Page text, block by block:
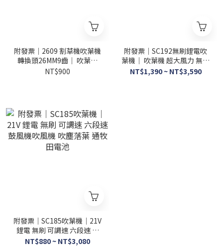
附發票｜2609 割草機吹葉機
轉換頭26MM9齒｜ 吹葉機
吹風機 割草機配件 割草機轉
NT$900
附發票｜SC192無刷鋰電吹
葉機｜ 吹葉機 超大風力 無刷
鋰電 無線工業級 吹風機 除塵
NT$1,390 ~ NT$3,590
附發票｜SC185吹葉機｜21V
鋰電 無刷 可調速 六段速 鼓
風機吹風機 吹塵落葉 通牧田
NT$880 ~ NT$3,080